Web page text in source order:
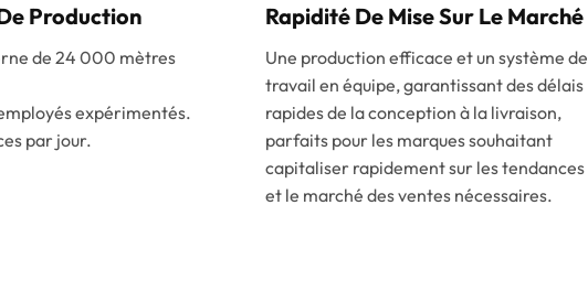
Production
de 24 000 mètres
expérimentés.
par jour.
Rapidité De Mise Sur Le Marché
Une production efficace et un système de
travail en équipe, garantissant des délais
rapides de la conception à la livraison,
parfaits pour les marques souhaitant
capitaliser rapidement sur les tendances
et le marché des ventes nécessaires.